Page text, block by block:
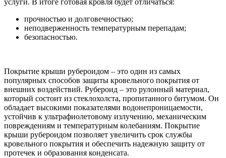
услуги. В итоге готовая кровля будет отличаться:
прочностью и долговечностью;
неподверженность температурным перепадам;
безопасностью.
Покрытие крыши рубероидом – это один из самых
популярных способов защиты кровельного покрытия от
внешних воздействий. Рубероид – это рулонный материал,
который состоит из стеклохолста, пропитанного битумом. Он
обладает высокими показателями водонепроницаемости,
устойчив к ультрафиолетовому излучению, механическим
повреждениям и температурным колебаниям. Покрытие
крыши рубероидом позволяет увеличить срок службы
кровельного покрытия и обеспечить надежную защиту от
протечек и образования конденсата.